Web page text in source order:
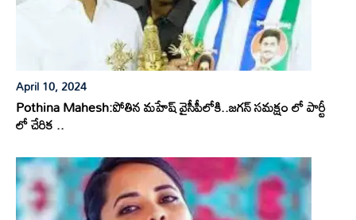
April 10, 2024
Pothina Mahesh:పోతిన మహేష్ వైసీపీలోకి..జగన్ సమక్షం లో పార్టీ
లో చేరిక ..